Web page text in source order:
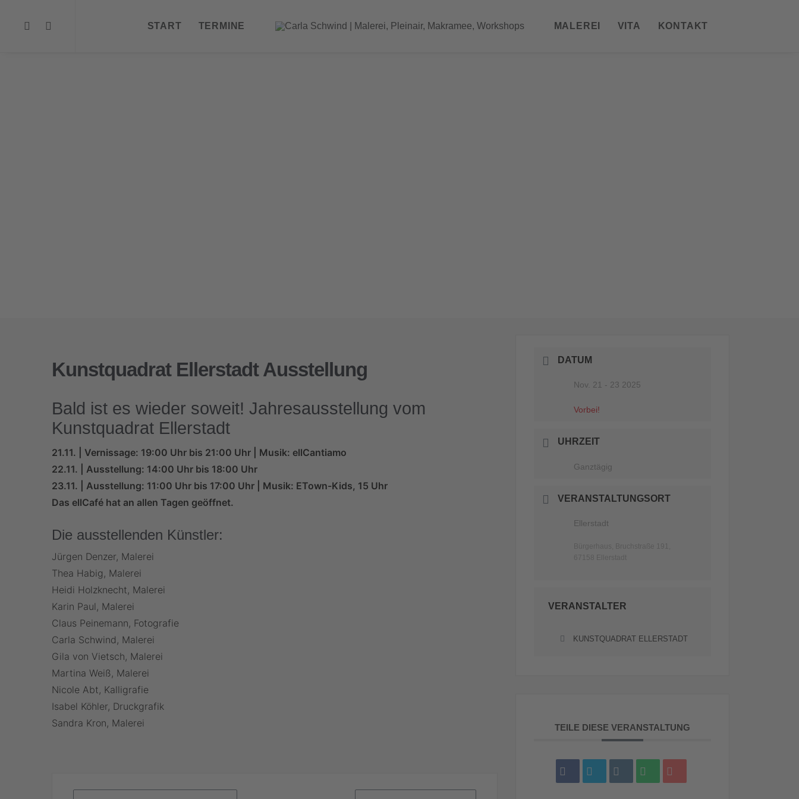
START TERMINE MALEREI VITA KONTAKT
Kunstquadrat Ellerstadt Ausstellung
Bald ist es wieder soweit! Jahresausstellung vom
Kunstquadrat Ellerstadt
21.11. | Vernissage: 19:00 Uhr bis 21:00 Uhr | Musik: ellCantiamo
22.11. | Ausstellung: 14:00 Uhr bis 18:00 Uhr
23.11. | Ausstellung: 11:00 Uhr bis 17:00 Uhr | Musik: ETown-Kids, 15 Uhr
Das ellCafé hat an allen Tagen geöffnet.
Die ausstellenden Künstler:
Jürgen Denzer, Malerei
Thea Habig, Malerei
Heidi Holzknecht, Malerei
Karin Paul, Malerei
Claus Peinemann, Fotografie
Carla Schwind, Malerei
Gila von Vietsch, Malerei
Martina Weiß, Malerei
Nicole Abt, Kalligrafie
Isabel Köhler, Druckgrafik
Sandra Kron, Malerei
DATUM
Nov. 21 - 23 2025
Vorbei!
UHRZEIT
Ganztägig
VERANSTALTUNGSORT
Ellerstadt
VERANSTALTER
KUNSTQUADRAT ELLERSTADT
TEILE DIESE VERANSTALTUNG